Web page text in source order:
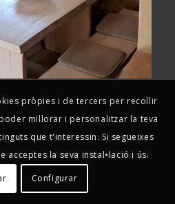
Informàtica– Fotografies per
i Ona Kleiner (@onaakleeiner)
pròpies i de tercers per recollir
millorar i personalitzar la teva
que t'interessin. Si segueixes
acceptes la seva instal•lació i ús.
Configurar